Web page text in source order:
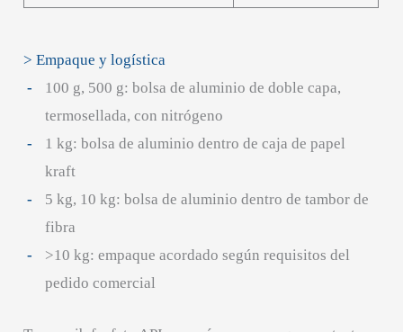
> Empaque y logística
100 g, 500 g: bolsa de aluminio de doble capa,
termosellada, con nitrógeno
1 kg: bolsa de aluminio dentro de caja de papel
kraft
5 kg, 10 kg: bolsa de aluminio dentro de tambor de
fibra
>10 kg: empaque acordado según requisitos del
pedido comercial